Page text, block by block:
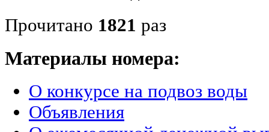
Прочитано 1821 раз
Материалы номера:
О конкурсе на подвоз воды
Объявления